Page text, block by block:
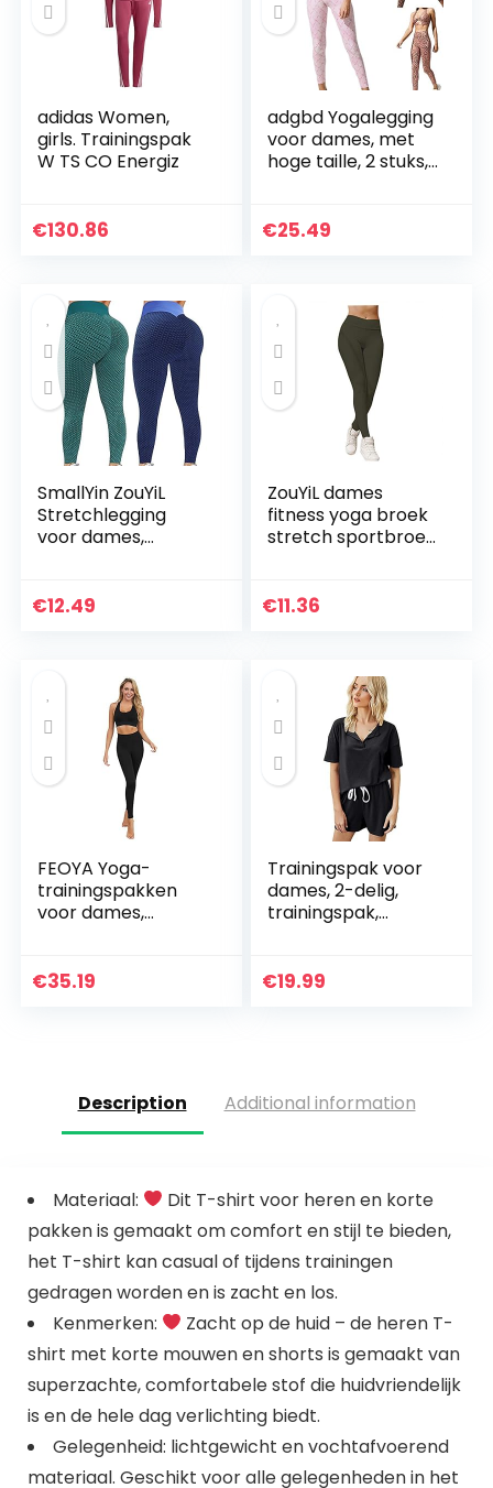
adidas Women,
girls. Trainingspak
W TS CO Energiz
€130.86
adgbd Yogalegging
voor dames, met
hoge taille, 2 stuks,
€25.49
SmallYin ZouYiL
Stretchlegging
voor dames,
fitness, loopbroek,
€12.49
ZouYiL dames
fitness yoga broek
stretch sportbroek
in volledige lengte…
€11.36
FEOYA Yoga-
trainingspakken
voor dames,
workout, sport,
€35.19
Trainingspak voor
dames, 2-delig,
trainingspak,
sportpak, top +
€19.99
Description Additional information
Materiaal:
Dit T-shirt voor heren en korte
pakken is gemaakt om comfort en stijl te bieden,
het T-shirt kan casual of tijdens trainingen
gedragen worden en is zacht en los.
Kenmerken:
Zacht op de huid – de heren T-
shirt met korte mouwen en shorts is gemaakt van
superzachte, comfortabele stof die huidvriendelijk
is en de hele dag verlichting biedt.
Gelegenheid: lichtgewicht en vochtafvoerend
materiaal. Geschikt voor alle gelegenheden in het